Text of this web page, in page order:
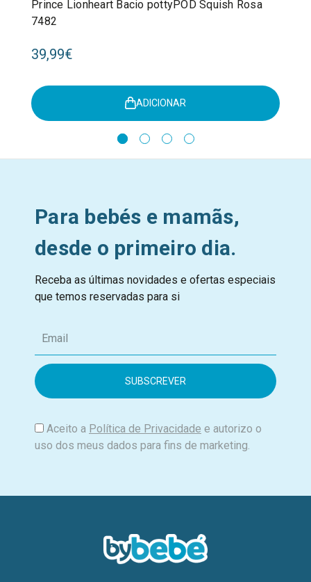
Prince Lionheart Bacio pottyPOD Squish Rosa
7482
39,99€
ADICIONAR
Para bebés e mamãs,
desde o primeiro dia.
Receba as últimas novidades e ofertas especiais
que temos reservadas para si
m
i
Aceito a Política de Privacidade e autorizo o
uso dos meus dados para fins de marketing.